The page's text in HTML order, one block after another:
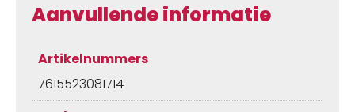
Aanvullende informatie
Artikelnummers
7615523081714